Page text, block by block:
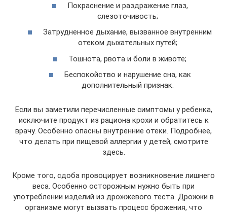
Покраснение и раздражение глаз,
слезоточивость;
Затрудненное дыхание, вызванное внутренним
отеком дыхательных путей;
Тошнота, рвота и боли в животе;
Беспокойство и нарушение сна, как
дополнительный признак.
Если вы заметили перечисленные симптомы у ребенка,
исключите продукт из рациона крохи и обратитесь к
врачу. Особенно опасны внутренние отеки. Подробнее,
что делать при пищевой аллергии у детей, смотрите
здесь.
Кроме того, сдоба провоцирует возникновение лишнего
веса. Особенно осторожным нужно быть при
употреблении изделий из дрожжевого теста. Дрожжи в
организме могут вызвать процесс брожения, что